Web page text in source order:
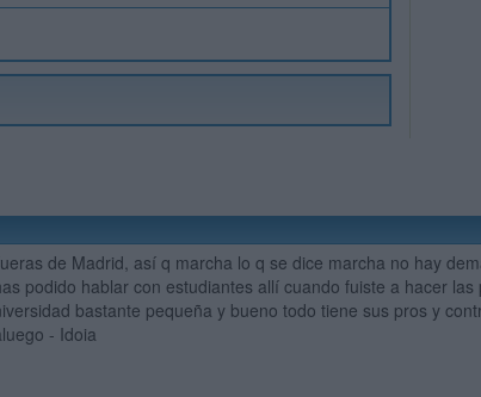
de Madrid, así q marcha lo q se dice marcha no hay
podido hablar con estudiantes allí cuando fuiste a hacer
bastante pequeña y bueno todo tiene sus pros y
- Idoia